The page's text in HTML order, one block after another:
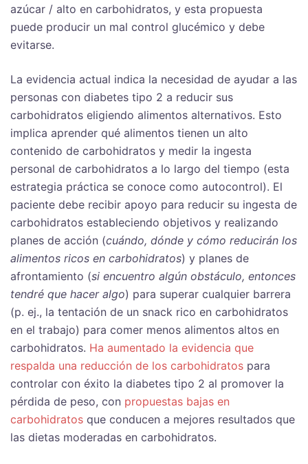
azúcar / alto en carbohidratos, y esta propuesta
puede producir un mal control glucémico y debe
evitarse.
La evidencia actual indica la necesidad de ayudar a las
personas con diabetes tipo 2 a reducir sus
carbohidratos eligiendo alimentos alternativos. Esto
implica aprender qué alimentos tienen un alto
contenido de carbohidratos y medir la ingesta
personal de carbohidratos a lo largo del tiempo (esta
estrategia práctica se conoce como autocontrol). El
paciente debe recibir apoyo para reducir su ingesta de
carbohidratos estableciendo objetivos y realizando
planes de acción (cuándo, dónde y cómo reducirán los
alimentos ricos en carbohidratos) y planes de
afrontamiento (si encuentro algún obstáculo, entonces
tendré que hacer algo) para superar cualquier barrera
(p. ej., la tentación de un snack rico en carbohidratos
en el trabajo) para comer menos alimentos altos en
carbohidratos. Ha aumentado la evidencia que
respalda una reducción de los carbohidratos para
controlar con éxito la diabetes tipo 2 al promover la
pérdida de peso, con propuestas bajas en
carbohidratos que conducen a mejores resultados que
las dietas moderadas en carbohidratos.